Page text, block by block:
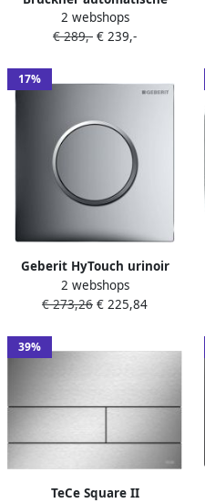
spoelunit voor urinoir en
toilet RVS
2 webshops
€ 289,- € 239,-
17%
Geberit HyTouch urinoir
stuursysteem pneumatisch
inclusief bedieningsplaat
Designring matverchroomd
2 webshops
€ 273,26 € 225,84
39%
TeCe Square II